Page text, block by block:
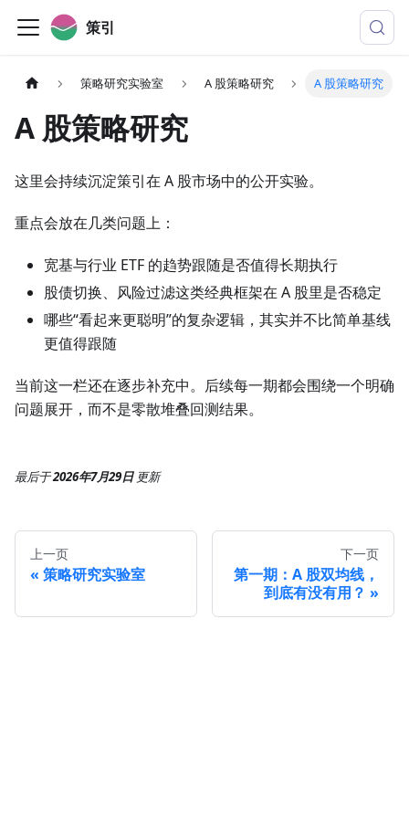
策引
策略研究实验室 A 股策略研究 A 股策略研究
A 股策略研究
这里会持续沉淀策引在 A 股市场中的公开实验。
重点会放在几类问题上：
宽基与行业 ETF 的趋势跟随是否值得长期执行
股债切换、风险过滤这类经典框架在 A 股里是否稳定
哪些“看起来更聪明”的复杂逻辑，其实并不比简单基线
更值得跟随
当前这一栏还在逐步补充中。后续每一期都会围绕一个明确
问题展开，而不是零散堆叠回测结果。
最后于2026年7月29日 更新
上一页
策略研究实验室
下一页
第一期：A 股双均线，
到底有没有用？